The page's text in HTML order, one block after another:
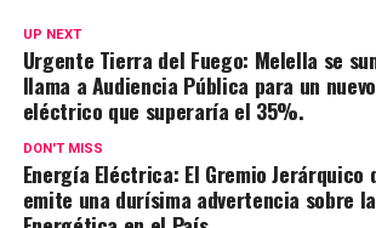
UP NEXT
Urgente Tierra del Fuego: Melella se
llama a Audiencia Pública para un
eléctrico que superaría el 35%.
DON'T MISS
Energía Eléctrica: El Gremio Jerárquico
emite una durísima advertencia sobre